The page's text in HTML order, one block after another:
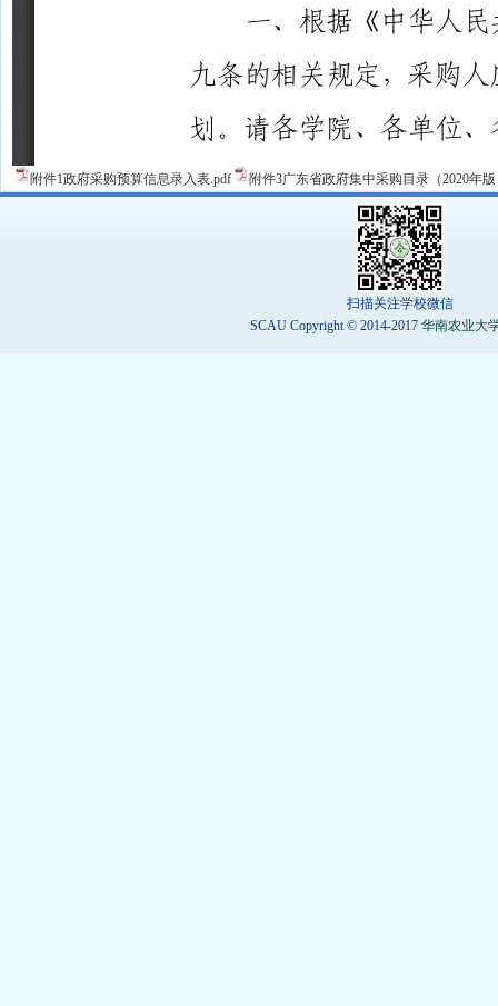
附件1政府采购预算信息录入表.pdf 附件3广东省政府集中采购目录（2020年
扫描关注学校微信
SCAU Copyright © 2014-2017 华南农业大